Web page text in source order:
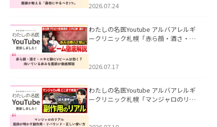
た。
2026.07.24
わたしの名医Youtube アルバアレルギ
ークリニック札幌「赤ら顔・酒さ・ニ
した。
2026.07.17
わたしの名医Youtube アルバアレルギ
ークリニック札幌「マンジャロのリア